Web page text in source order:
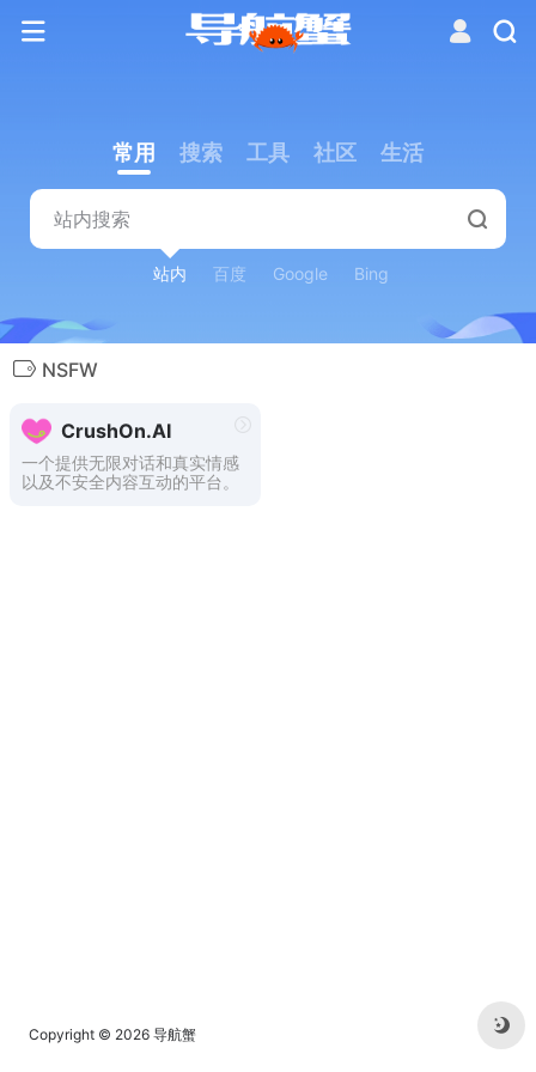
常用 搜索 工具 社区 生活
站内 百度 Google Bing
NSFW
CrushOn.AI
一个提供无限对话和真实情感
以及不安全内容互动的平台。
Copyright © 2026 导航蟹